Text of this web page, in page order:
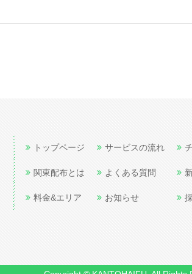
トップページ
関東配布とは
料金&エリア
サービスの流れ
よくある質問
お知らせ